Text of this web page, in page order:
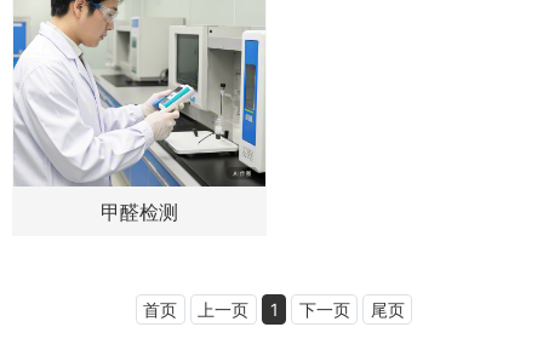
甲醛检测
首页 上一页 1 下一页 尾页